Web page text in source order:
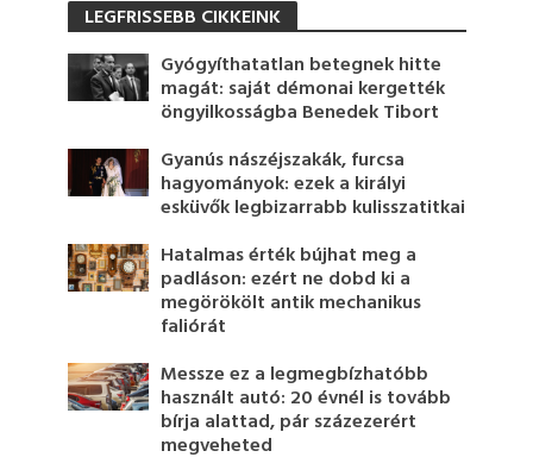
LEGFRISSEBB CIKKEINK
Gyógyíthatatlan betegnek hitte
magát: saját démonai kergették
öngyilkosságba Benedek Tibort
Gyanús nászéjszakák, furcsa
hagyományok: ezek a királyi
esküvők legbizarrabb kulisszatitkai
Hatalmas érték bújhat meg a
padláson: ezért ne dobd ki a
megörökölt antik mechanikus
faliórát
Messze ez a legmegbízhatóbb
használt autó: 20 évnél is tovább
bírja alattad, pár százezerért
megveheted